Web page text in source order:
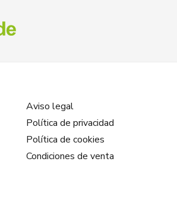
Aviso legal
Política de privacidad
Política de cookies
Condiciones de venta